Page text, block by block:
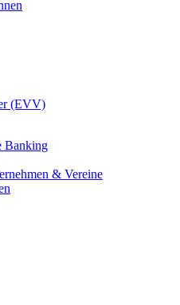
(EVV)
Banking
& Vereine